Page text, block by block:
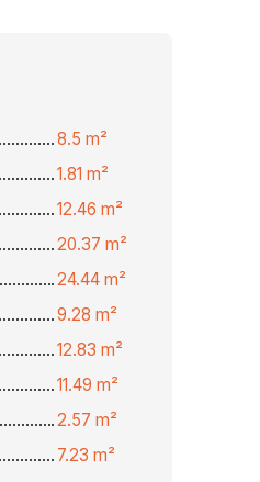
8.5 m²
1.81 m²
12.46 m²
20.37 m²
24.44 m²
9.28 m²
12.83 m²
11.49 m²
2.57 m²
7.23 m²